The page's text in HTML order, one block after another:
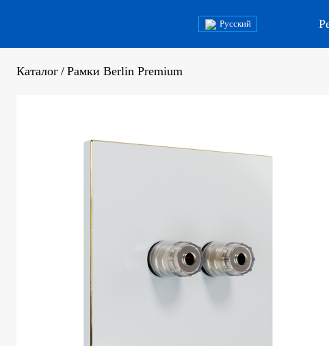
Русский
Каталог / Рамки Berlin Premium